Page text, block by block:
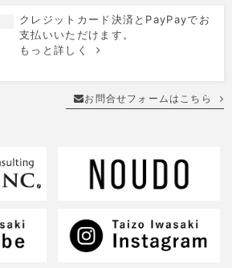
クレジットカード決済とPayPayでお
支払いいただけます。
もっと詳しく
お問合せフォームはこちら